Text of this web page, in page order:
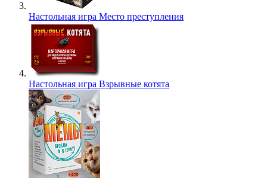
Настольная игра Место преступления
Настольная игра Взрывные котята